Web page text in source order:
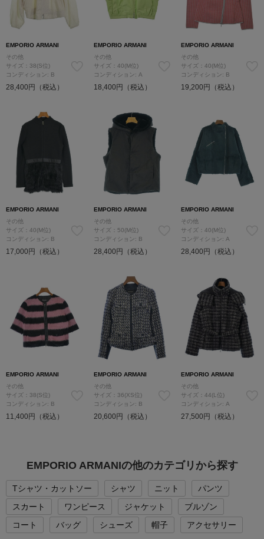
EMPORIO ARMANI
その他
サイズ：38(S位)
コンディション: B
28,400円（税込）
EMPORIO ARMANI
その他
サイズ：40(M位)
コンディション: A
18,400円（税込）
EMPORIO ARMANI
その他
サイズ：40(M位)
コンディション: B
19,200円（税込）
EMPORIO ARMANI
その他
サイズ：40(M位)
コンディション: B
17,000円（税込）
EMPORIO ARMANI
その他
サイズ：50(M位)
コンディション: B
28,400円（税込）
EMPORIO ARMANI
その他
サイズ：40(M位)
コンディション: A
28,400円（税込）
EMPORIO ARMANI
その他
サイズ：38(S位)
コンディション: B
11,400円（税込）
EMPORIO ARMANI
その他
サイズ：36(XS位)
コンディション: B
20,600円（税込）
EMPORIO ARMANI
その他
サイズ：44(L位)
コンディション: A
27,500円（税込）
EMPORIO ARMANIの他のカテゴリから探す
Tシャツ・カットソー シャツ ニット
パンツ
スカート
ワンピース ジャケット
ブルゾン
コート
バッグ シューズ 帽子 アクセサリー